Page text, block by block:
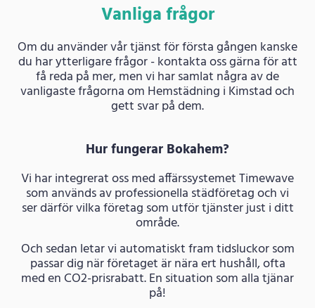
Vanliga frågor
Om du använder vår tjänst för första gången kanske
du har ytterligare frågor - kontakta oss gärna för att
få reda på mer, men vi har samlat några av de
vanligaste frågorna om Hemstädning i Kimstad och
gett svar på dem.
Hur fungerar Bokahem?
Vi har integrerat oss med affärssystemet Timewave
som används av professionella städföretag och vi
ser därför vilka företag som utför tjänster just i ditt
område.
Och sedan letar vi automatiskt fram tidsluckor som
passar dig när företaget är nära ert hushåll, ofta
med en CO2-prisrabatt. En situation som alla tjänar
på!